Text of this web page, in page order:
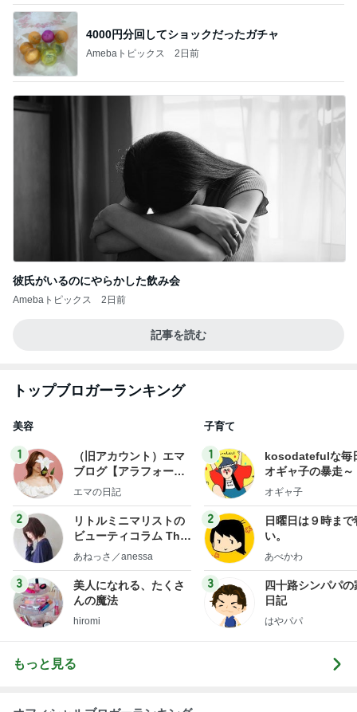
4000円分回してショックだったガチャ
Amebaトピックス 2日前
彼氏がいるのにやらかした飲み会
Amebaトピックス 2日前
記事を読む
トップブロガーランキング
美容
1
（旧アカウント）エマ
ブログ【アラフォー会
社売却セカンドライ
エマの日記
2
リトルミニマリストの
ビューティコラム The
little minimalist's bea
あねっさ／anessa
3
美人になれる、たくさ
んの魔法
hiromi
子育て
1
kosodatefulな毎
オギャ子の暴走～
オギャ子
2
日曜日は９時まで
い。
あべかわ
3
四十路シンパパの
日記
はやパパ
もっと見る